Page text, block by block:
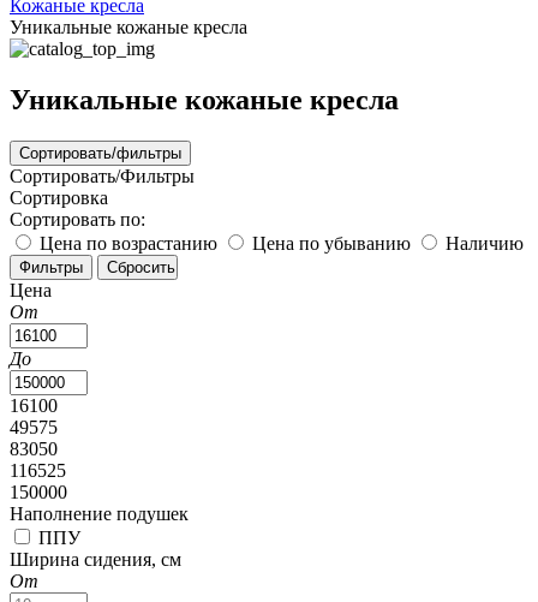
Кожаные кресла
Уникальные кожаные кресла
Уникальные кожаные кресла
Сортировать/фильтры
Сортировать/Фильтры
Сортировка
Сортировать по:
Цена по возрастанию
Цена по убыванию Наличию
Цена
От
До
16100
49575
83050
116525
150000
Наполнение подушек
ППУ
Ширина сидения, см
От